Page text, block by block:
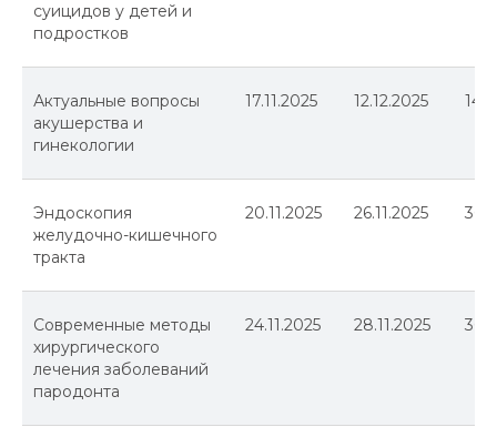
суицидов у детей и
подростков
Актуальные вопросы
акушерства и
гинекологии
17.11.2025 12.12.2025 144
Эндоскопия
желудочно-кишечного
тракта
20.11.2025 26.11.2025 36
Современные методы
хирургического
лечения заболеваний
пародонта
24.11.2025 28.11.2025 36